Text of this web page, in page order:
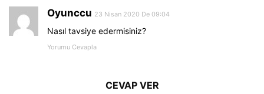
Oyunccu 23 Nisan 2020 De 09:04
Nasıl tavsiye edermisiniz?
Yorumu Cevapla
CEVAP VER